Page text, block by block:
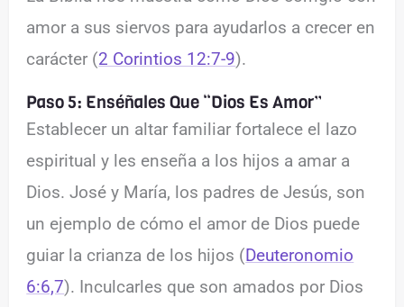
amor a sus siervos para ayudarlos a crecer en
carácter (2 Corintios 12:7-9).
Paso 5: Enséñales Que “Dios Es Amor”
Establecer un altar familiar fortalece el lazo
espiritual y les enseña a los hijos a amar a
Dios. José y María, los padres de Jesús, son
un ejemplo de cómo el amor de Dios puede
guiar la crianza de los hijos (Deuteronomio
6:6,7). Inculcarles que son amados por Dios